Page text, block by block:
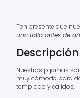
Ten presente que
una talla antes de
Descripción
Nuestros pijamas
muy cómodo para
templado y calidos.